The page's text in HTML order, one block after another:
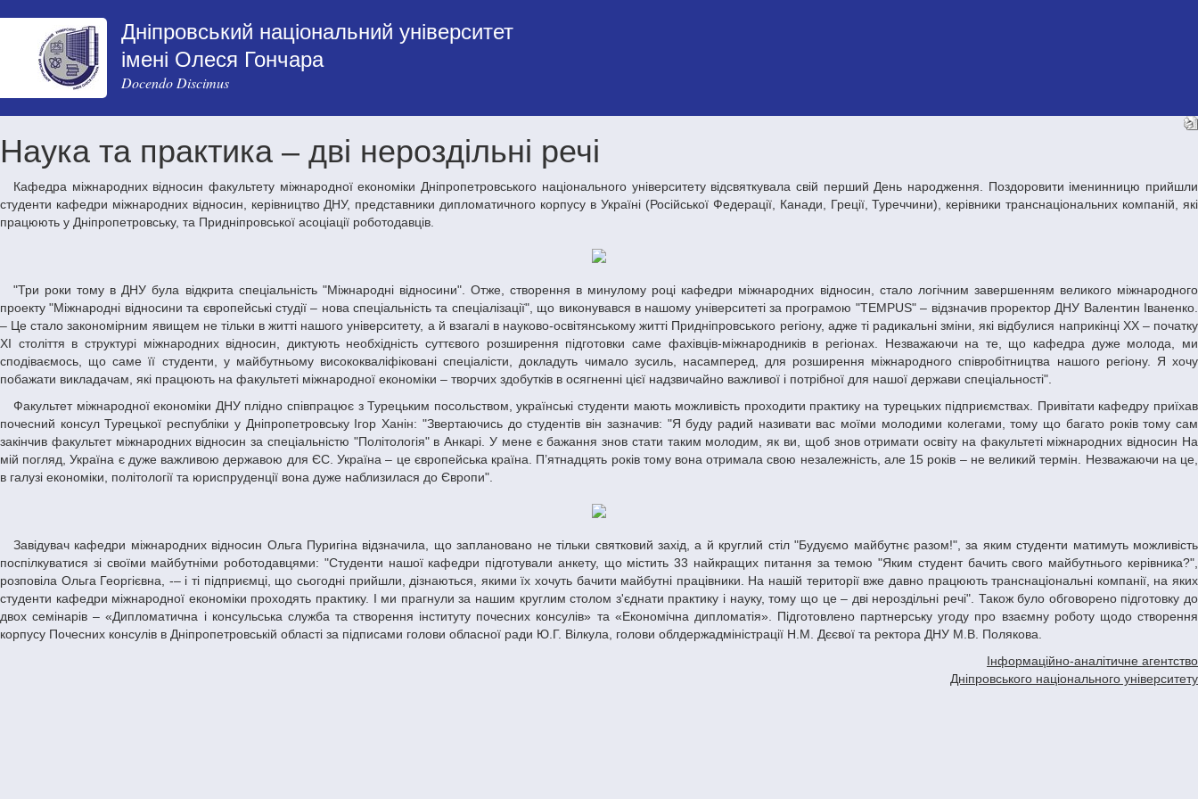
Дніпровський національний університет
імені Олеся Гончара
Docendo Discimus
Наука та практика – дві нероздільні речі
Кафедра міжнародних відносин факультету міжнародної економіки Дніпропетровського національного університету відсвяткувала свій перший День народження. Поздоровити іменинницю прийшли
студенти кафедри міжнародних відносин, керівництво ДНУ, представники дипломатичного корпусу в Україні (Російської Федерації, Канади, Греції, Туреччини), керівники транснаціональних компаній, які
працюють у Дніпропетровську, та Придніпровської асоціації роботодавців.
"Три роки тому в ДНУ була відкрита спеціальність "Міжнародні відносини". Отже, створення в минулому році кафедри міжнародних відносин, стало логічним завершенням великого міжнародного
проекту "Міжнародні відносини та європейські студії – нова спеціальність та спеціалізації", що виконувався в нашому університеті за програмою "TEMPUS" – відзначив проректор ДНУ Валентин Іваненко.
– Це стало закономірним явищем не тільки в житті нашого університету, а й взагалі в науково-освітянському житті Придніпровського регіону, адже ті радикальні зміни, які відбулися наприкінці ХХ – початку
ХІ століття в структурі міжнародних відносин, диктують необхідність суттєвого розширення підготовки саме фахівців-міжнародників в регіонах. Незважаючи на те, що кафедра дуже молода, ми
сподіваємось, що саме її студенти, у майбутньому висококваліфіковані спеціалісти, докладуть чимало зусиль, насамперед, для розширення міжнародного співробітництва нашого регіону. Я хочу
побажати викладачам, які працюють на факультеті міжнародної економіки – творчих здобутків в осягненні цієї надзвичайно важливої і потрібної для нашої держави спеціальності".
Факультет міжнародної економіки ДНУ плідно співпрацює з Турецьким посольством, українські студенти мають можливість проходити практику на турецьких підприємствах. Привітати кафедру приїхав
почесний консул Турецької республіки у Дніпропетровську Ігор Ханін: "Звертаючись до студентів він зазначив: "Я буду радий називати вас моїми молодими колегами, тому що багато років тому сам
закінчив факультет міжнародних відносин за спеціальністю "Політологія" в Анкарі. У мене є бажання знов стати таким молодим, як ви, щоб знов отримати освіту на факультеті міжнародних відносин На
мій погляд, Україна є дуже важливою державою для ЄС. Україна – це європейська країна. П’ятнадцять років тому вона отримала свою незалежність, але 15 років – не великий термін. Незважаючи на це,
в галузі економіки, політології та юриспруденції вона дуже наблизилася до Європи".
Завідувач кафедри міжнародних відносин Ольга Пуригіна відзначила, що заплановано не тільки святковий захід, а й круглий стіл "Будуємо майбутнє разом!", за яким студенти матимуть можливість
поспілкуватися зі своїми майбутніми роботодавцями: "Студенти нашої кафедри підготували анкету, що містить 33 найкращих питання за темою "Яким студент бачить свого майбутнього керівника?",
розповіла Ольга Георгієвна, -– і ті підприємці, що сьогодні прийшли, дізнаються, якими їх хочуть бачити майбутні працівники. На нашій території вже давно працюють транснаціональні компанії, на яких
студенти кафедри міжнародної економіки проходять практику. І ми прагнули за нашим круглим столом з'єднати практику і науку, тому що це – дві нероздільні речі". Також було обговорено підготовку до
двох семінарів – «Дипломатична і консульська служба та створення інституту почесних консулів» та «Економічна дипломатія». Підготовлено партнерську угоду про взаємну роботу щодо створення
корпусу Почесних консулів в Дніпропетровській області за підписами голови обласної ради Ю.Г. Вілкула, голови облдержадміністрації Н.М. Дєєвої та ректора ДНУ М.В. Полякова.
Інформаційно-аналітичне агентство
Дніпровського національного університету